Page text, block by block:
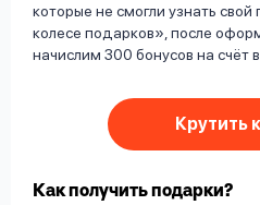
которые не смогли узнать
колесе подарков», после
начислим 300 бонусов на счёт
Крутить
Как получить подарки?